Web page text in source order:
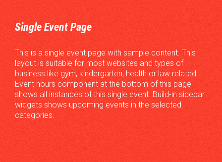
Single Event Page
This is a single event page with sample content. This
layout is suitable for most websites and types of
business like gym, kindergarten, health or law related.
Event hours component at the bottom of this page
shows all instances of this single event. Build-in sidebar
widgets shows upcoming events in the selected
categories.